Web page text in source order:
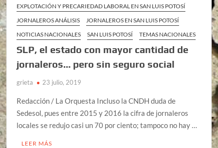
EXPLOTACIÓN Y PRECARIEDAD LABORAL EN SAN LUIS POTOSÍ
JORNALEROS ANÁLISIS
JORNALEROS EN SAN LUIS POTOSÍ
NOTICIAS NACIONALES
SAN LUIS POTOSÍ TEMAS NACIONALES
SLP, el estado con mayor cantidad de
jornaleros… pero sin seguro social
grieta 23 julio, 2019
Redacción / La Orquesta Incluso la CNDH duda de
Sedesol, pues entre 2015 y 2016 la cifra de jornaleros
locales se redujo casi un 70 por ciento; tampoco no hay …
LEER MÁS